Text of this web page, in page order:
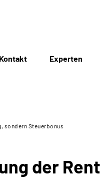
Experten
sondern Steuerbonus
der